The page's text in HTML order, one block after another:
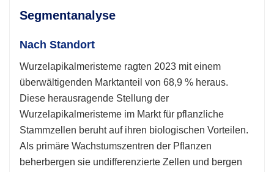
Segmentanalyse
Nach Standort
Wurzelapikalmeristeme ragten 2023 mit einem
überwältigenden Marktanteil von 68,9 % heraus.
Diese herausragende Stellung der
Wurzelapikalmeristeme im Markt für pflanzliche
Stammzellen beruht auf ihren biologischen Vorteilen.
Als primäre Wachstumszentren der Pflanzen
beherbergen sie undifferenzierte Zellen und bergen